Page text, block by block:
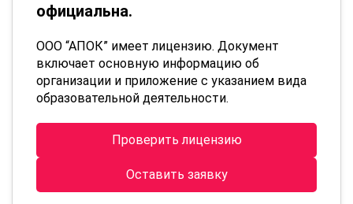
официальна.
ООО “АПОК” имеет лицензию. Документ
включает основную информацию об
организации и приложение с указанием вида
образовательной деятельности.
Проверить лицензию
Оставить заявку